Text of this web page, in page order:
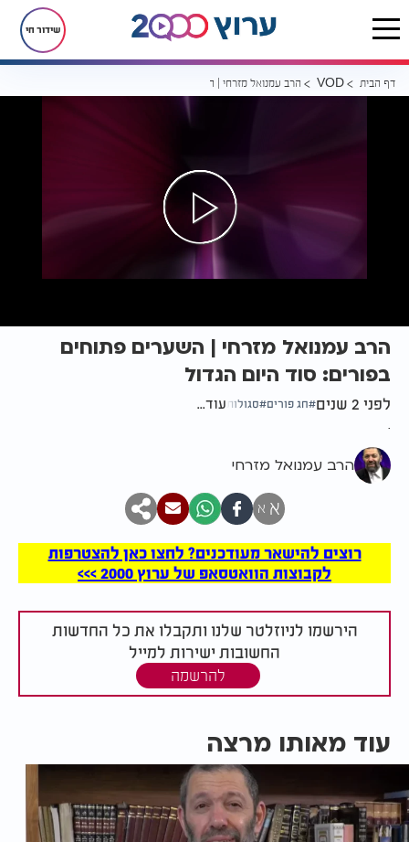
שידור חי
דף הבית VOD הרב עמנואל מזרחי | השערים פתוחים בפורים: סוד היום הגדול
הרב עמנואל מזרחי | השערים פתוחים
בפורים: סוד היום הגדול
לפני 2 שנים חג פורים סגולותעוד...
.
הרב עמנואל מזרחי
א א
רוצים להישאר מעודכנים? לחצו כאן להצטרפות
לקבוצות הוואטסאפ של ערוץ 2000 >>>
הירשמו לניוזלטר שלנו ותקבלו את כל החדשות
החשובות ישירות למייל
להרשמה
עוד מאותו מרצה